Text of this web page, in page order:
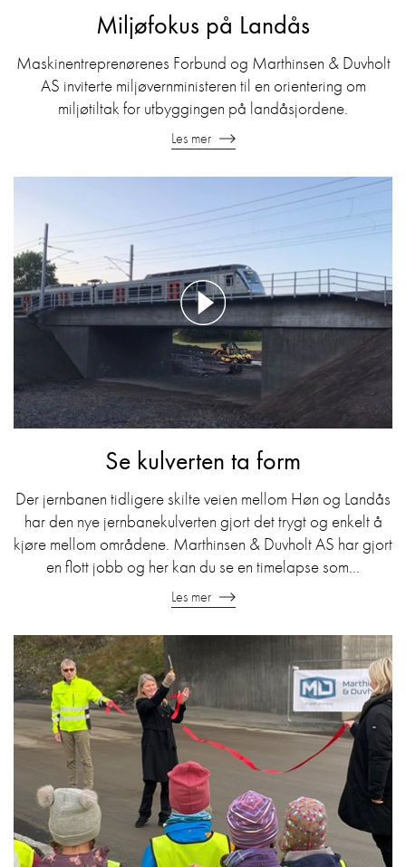
Miljøfokus på Landås
Maskinentreprenørenes Forbund og Marthinsen & Duvholt
AS inviterte miljøvernministeren til en orientering om
miljøtiltak for utbyggingen på landåsjordene.
Les mer
Se kulverten ta form
Der jernbanen tidligere skilte veien mellom Høn og Landås
har den nye jernbanekulverten gjort det trygt og enkelt å
kjøre mellom områdene. Marthinsen & Duvholt AS har gjort
en flott jobb og her kan du se en timelapse som...
Les mer